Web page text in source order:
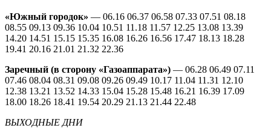
«Южный городок» — 06.16 06.37 06.58 07.33 07.51 08.18
08.55 09.13 09.36 10.04 10.51 11.18 11.57 12.25 13.08 13.39
14.20 14.51 15.15 15.35 16.08 16.26 16.56 17.47 18.13 18.28
19.41 20.16 21.01 21.32 22.36
Заречный (в сторону «Газоаппарата») — 06.28 06.49 07.11
07.46 08.04 08.31 09.08 09.26 09.49 10.17 11.04 11.31 12.10
12.38 13.21 13.52 14.33 15.04 15.28 15.48 16.21 16.39 17.09
18.00 18.26 18.41 19.54 20.29 21.13 21.44 22.48
ВЫХОДНЫЕ ДНИ